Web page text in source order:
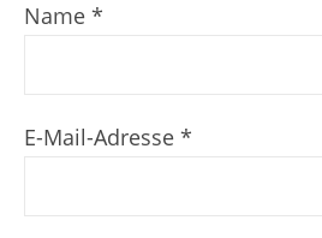
Name *
E-Mail-Adresse *